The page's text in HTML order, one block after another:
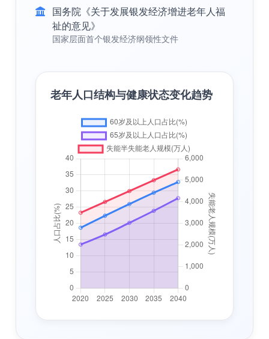
国务院《关于发展银发经济增进老年人福
祉的意见》
国家层面首个银发经济纲领性文件
老年人口结构与健康状态变化趋势